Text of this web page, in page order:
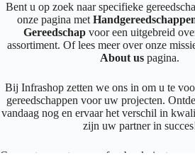
Bent u op zoek naar specifieke
onze pagina met
Gereedschapvoor een uitgebreid
assortiment. Of lees meer over onze
About us pagina.
Bij Infrashop zetten we ons in om u te
gereedschappen voor uw projecten.
vandaag nog en ervaar het verschil in
zijn uw partner in
Connecteer met ons op facebook instagram